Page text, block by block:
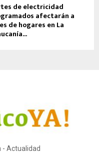
de electricidad
afectarán a
de hogares en La
- Actualidad